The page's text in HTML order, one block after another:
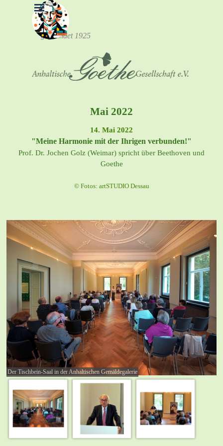
Direkt zum SeiteninhaltMenü überspringen
gegründet 1925
Mai 2022
14. Mai 2022
"Meine Harmonie mit der Ihrigen verbunden!"
Prof. Dr. Jochen Golz (Weimar) spricht über Beethoven und
Goethe
© Fotos: artSTUDIO Dessau
Der Tischbein-Saal in der Anhaltischen Gemäldegalerie